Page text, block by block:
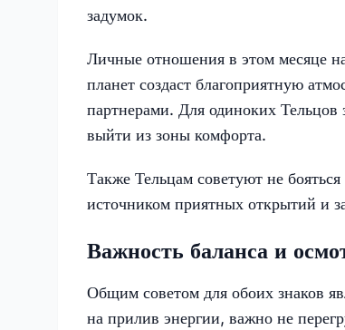
задумок.
Личные отношения в этом месяце
планет создаст благоприятную
партнерами. Для одиноких
выйти из зоны комфорта.
Также Тельцам советуют не
источником приятных открытий и
Важность баланса и
Общим советом для обоих знаков
на прилив энергии, важно не